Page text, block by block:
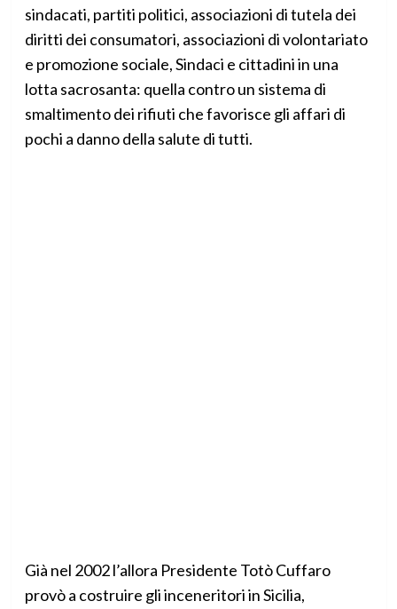
sindacati, partiti politici, associazioni di tutela dei
diritti dei consumatori, associazioni di volontariato
e promozione sociale, Sindaci e cittadini in una
lotta sacrosanta: quella contro un sistema di
smaltimento dei rifiuti che favorisce gli affari di
pochi a danno della salute di tutti.
Già nel 2002 l’allora Presidente Totò Cuffaro
provò a costruire gli inceneritori in Sicilia,